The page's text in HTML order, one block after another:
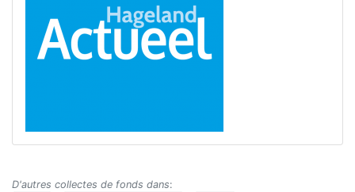
D'autres collectes de fonds dans: